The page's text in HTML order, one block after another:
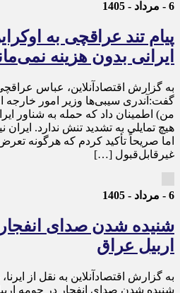
6 - مرداد - 1405
پیام تند عراقچی به
ایرانی بدون هزینه
به گزارش اقتصادآنلاین، عباس
گفت:آندری سیبی‌ها وزیر امور خارجه
من) اطمینان داد که حمله به شناور
هیچ تمایلی به تشدید تنش ندارد.
اما صریحاً تأکید کردم که هرگونه
غیرقابل‌قبول […]
6 - مرداد - 1405
شنیده شدن صدای
اربیل عراق
به گزارش اقتصادآنلاین به نقل از
شنیده شدن صدای انفجار در حومه